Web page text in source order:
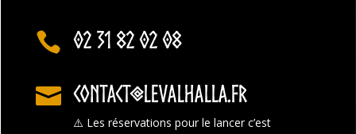
 02 31 82 02 08
 contact@levalhalla.fr
⚠️ Les réservations pour le lancer c’est